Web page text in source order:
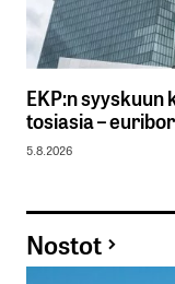
EKP:n
tosiasia –
5.8.2026
Nostot